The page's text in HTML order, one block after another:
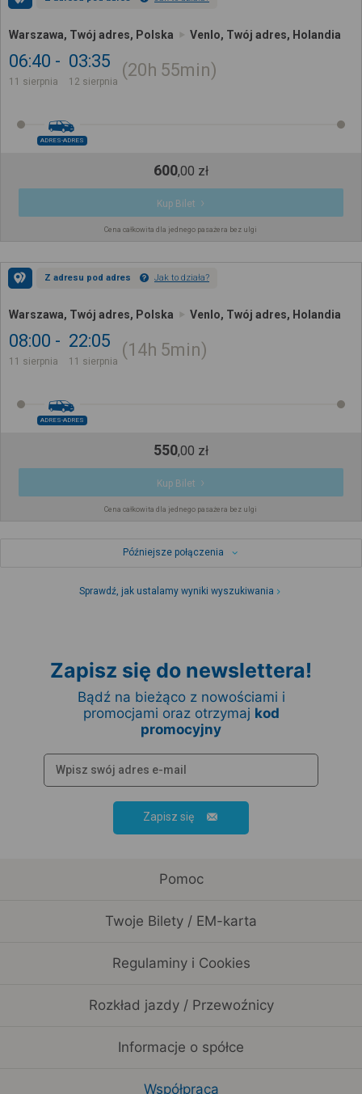
Warszawa, Twój adres, Polska Venlo, Twój adres, Holandia
06:40
11 sierpnia
03:35
12 sierpnia
20h 55min
ADRES-ADRES
600,00 zł
Kup Bilet
Cena całkowita dla jednego pasażera bez ulgi
Z adresu pod adres Jak to działa?
Warszawa, Twój adres, Polska Venlo, Twój adres, Holandia
08:00
11 sierpnia
22:05
11 sierpnia
14h 5min
ADRES-ADRES
550,00 zł
Kup Bilet
Cena całkowita dla jednego pasażera bez ulgi
Późniejsze połączenia
Sprawdź, jak ustalamy wyniki wyszukiwania
Zapisz się do newslettera!
Bądź na bieżąco z nowościami i
promocjami oraz otrzymaj kod
promocyjny
Zapisz się
Pomoc
Twoje Bilety / EM-karta
Regulaminy i Cookies
Rozkład jazdy / Przewoźnicy
Informacje o spółce
Współpraca